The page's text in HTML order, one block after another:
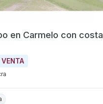
en Carmelo con costa
VENTA